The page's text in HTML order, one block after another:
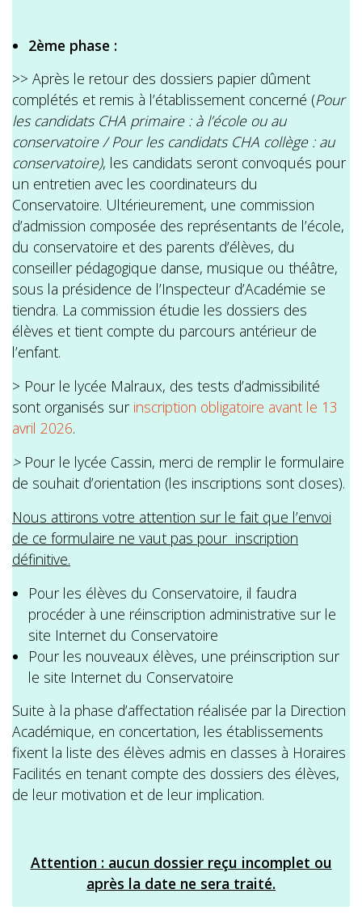
2ème phase :
>> Après le retour des dossiers papier dûment
complétés et remis à l’établissement concerné (Pour
les candidats CHA primaire : à l’école ou au
conservatoire /Pour les candidats CHA collège : au
conservatoire), les candidats seront convoqués pour
un entretien avec les coordinateurs du
Conservatoire. Ultérieurement, une commission
d’admission composée des représentants de l’école,
du conservatoire et des parents d’élèves, du
conseiller pédagogique danse, musique ou théâtre,
sous la présidence de l’Inspecteur d’Académie se
tiendra. La commission étudie les dossiers des
élèves et tient compte du parcours antérieur de
l’enfant.
> Pour le lycée Malraux, des tests d’admissibilité
sont organisés sur inscription obligatoire avant le 13
avril 2026.
> Pour le lycée Cassin, merci de remplir le formulaire
de souhait d’orientation (les inscriptions sont closes).
Nous attirons votre attention sur le fait que l’envoi
de ce formulaire ne vaut pas pour inscription
définitive.
Pour les élèves du Conservatoire, il faudra
procéder à une réinscription administrative sur le
site Internet du Conservatoire
Pour les nouveaux élèves, une préinscription sur
le site Internet du Conservatoire
Suite à la phase d’affectation réalisée par la Direction
Académique, en concertation, les établissements
fixent la liste des élèves admis en classes à Horaires
Facilités en tenant compte des dossiers des élèves,
de leur motivation et de leur implication.
Attention : aucun dossier reçu incomplet ou
après la date ne sera traité.